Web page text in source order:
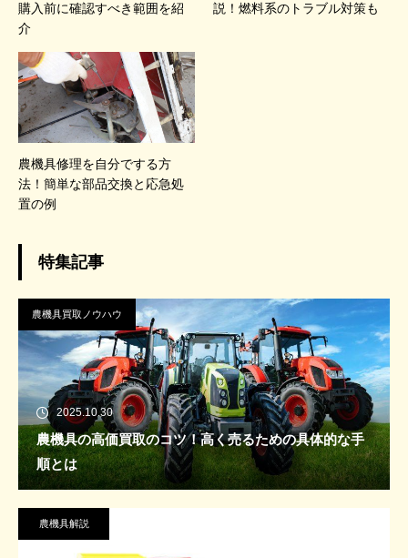
購入前に確認すべき範囲を紹
介
説！燃料系のトラブル対策も
農機具修理を自分でする方
法！簡単な部品交換と応急処
置の例
特集記事
農機具買取ノウハウ
2025.10.30
農機具の高価買取のコツ！高く売るための具体的な手
順とは
農機具解説